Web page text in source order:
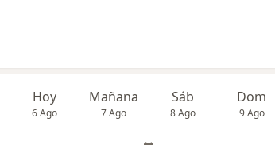
Hoy
6 Ago
Mañana
7 Ago
Sáb
8 Ago
Dom
9 Ago